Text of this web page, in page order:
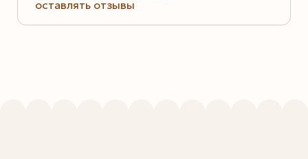
оставлять отзывы